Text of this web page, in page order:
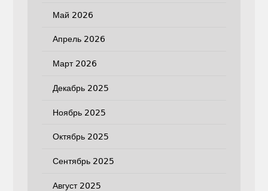
Май 2026
Апрель 2026
Март 2026
Декабрь 2025
Ноябрь 2025
Октябрь 2025
Сентябрь 2025
Август 2025